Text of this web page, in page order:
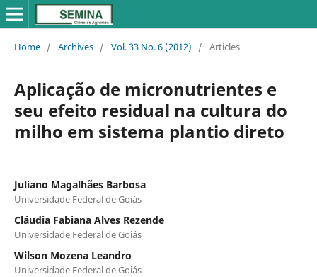
Home / Archives / Vol. 33 No. 6 (2012) / Articles
Aplicação de micronutrientes e
seu efeito residual na cultura do
milho em sistema plantio direto
Juliano Magalhães Barbosa
Universidade Federal de Goiás
Cláudia Fabiana Alves Rezende
Universidade Federal de Goiás
Wilson Mozena Leandro
Universidade Federal de Goiás